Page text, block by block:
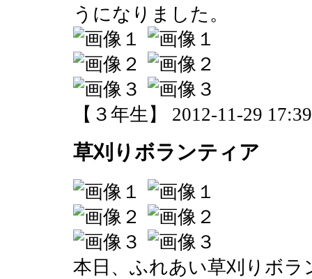
うになりました。
【３年生】 2012-11-29
草刈りボランティア
本日、ふれあい草刈りボ